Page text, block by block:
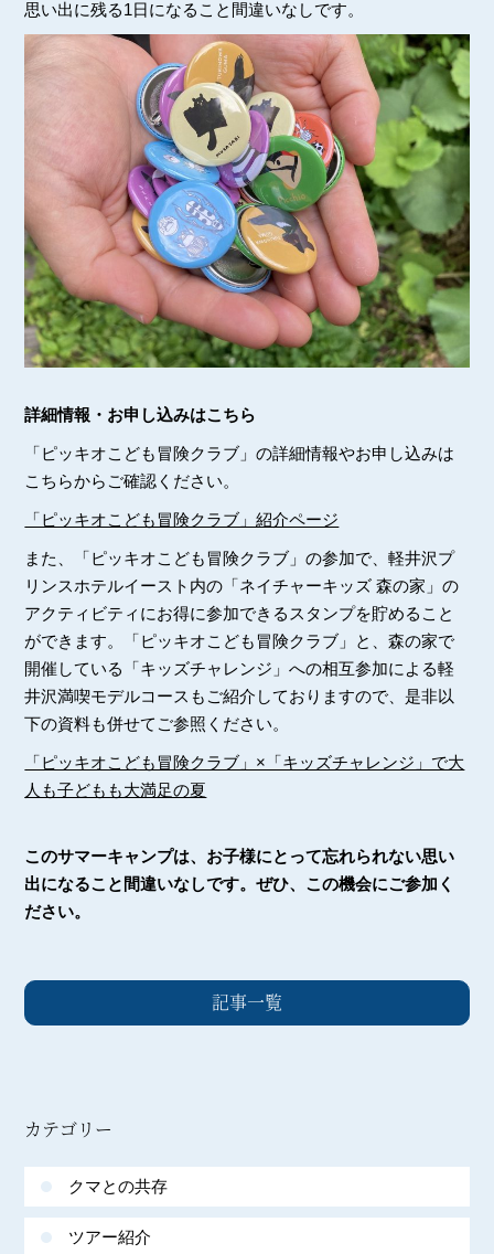
思い出に残る1日になること間違いなしです。
詳細情報・お申し込みはこちら
「ピッキオこども冒険クラブ」の詳細情報やお申し込みは
こちらからご確認ください。
「ピッキオこども冒険クラブ」紹介ページ
また、「ピッキオこども冒険クラブ」の参加で、軽井沢プ
リンスホテルイースト内の「ネイチャーキッズ 森の家」の
アクティビティにお得に参加できるスタンプを貯めること
ができます。「ピッキオこども冒険クラブ」と、森の家で
開催している「キッズチャレンジ」への相互参加による軽
井沢満喫モデルコースもご紹介しておりますので、是非以
下の資料も併せてご参照ください。
「ピッキオこども冒険クラブ」×「キッズチャレンジ」で大
人も子どもも大満足の夏
このサマーキャンプは、お子様にとって忘れられない思い
出になること間違いなしです。ぜひ、この機会にご参加く
ださい。
記事一覧
カテゴリー
クマとの共存
ツアー紹介